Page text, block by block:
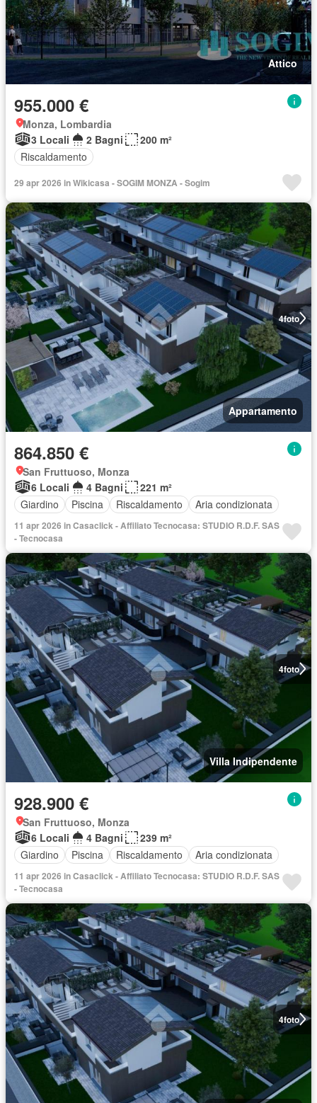
Attico
955.000 €
Monza, Lombardia
3 Locali
2 Bagni
200 m²
Riscaldamento
29 apr 2026 in Wikicasa - SOGIM MONZA - Sogim
4foto
Appartamento
864.850 €
San Fruttuoso, Monza
6 Locali
4 Bagni
221 m²
Giardino
Piscina Riscaldamento Aria condizionata
11 apr 2026 in Casaclick - Affiliato Tecnocasa: STUDIO R.D.F. SAS
- Tecnocasa
4foto
Villa Indipendente
928.900 €
San Fruttuoso, Monza
6 Locali
4 Bagni
239 m²
Giardino
Piscina Riscaldamento Aria condizionata
11 apr 2026 in Casaclick - Affiliato Tecnocasa: STUDIO R.D.F. SAS
- Tecnocasa
4foto